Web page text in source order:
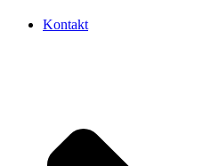
Kontakt